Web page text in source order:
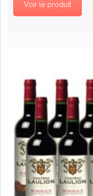
Voir le produit